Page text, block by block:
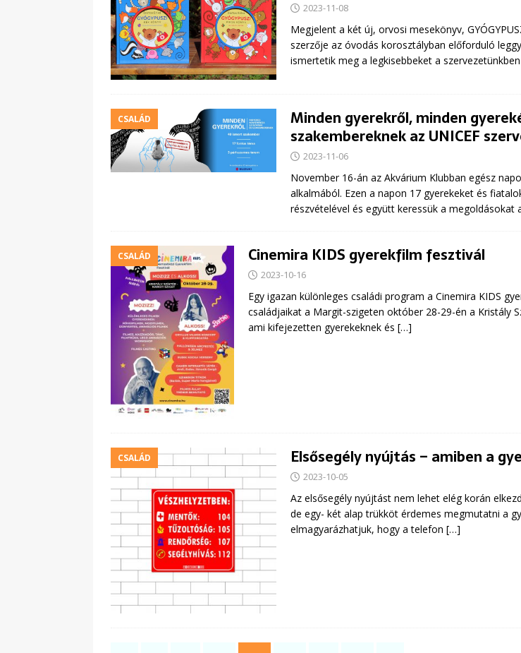
2023-11-08
Megjelent a két új, orvosi mesekönyv,
szerzője az óvodás korosztályban előforduló
ismertetik meg a legkisebbeket a szervezetünkben
CSALÁD
Minden gyerekről, minden
szakembereknek az UNICEF
2023-11-06
November 16-án az Akvárium Klubban egész
alkalmából. Ezen a napon 17 gyerekeket és
részvételével és együtt keressük a megoldásokat
CSALÁD Cinemira KIDS gyerekfilm fesztivál
2023-10-16
Egy igazan különleges családi program a Cinemira KIDS
családjaikat a Margit-szigeten október 28-29-én a Kristály
ami kifejezetten gyerekeknek és […]
CSALÁD Elsősegély nyújtás – amiben a
2023-10-05
Az elsősegély nyújtást nem lehet elég korán
de egy- két alap trükköt érdemes megmutatni a
elmagyarázhatjuk, hogy a telefon […]